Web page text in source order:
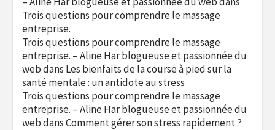
Trois questions pour comprendre le massage
entreprise.
Trois questions pour comprendre le massage
entreprise. – Aline Har blogueuse et passionnée du
webdans Les bienfaits de la course à pied sur la
santé mentale : un antidote au stress
Trois questions pour comprendre le massage
entreprise. – Aline Har blogueuse et passionnée du
webdansComment gérer son stress rapidement ?